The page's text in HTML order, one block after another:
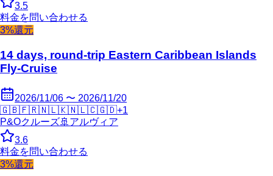
3.5
料金を問い合わせる
3%還元
14 days, round-trip Eastern Caribbean Islands
Fly-Cruise
2026/11/06 〜 2026/11/20
🇬🇧🇫🇷🇳🇱🇰🇳🇱🇨🇬🇩+1
P&Oクルーズ🚢 アルヴィア
3.6
料金を問い合わせる
3%還元